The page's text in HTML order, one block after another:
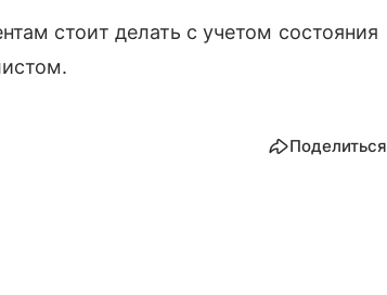
стоит делать с учетом состояния
Поделиться